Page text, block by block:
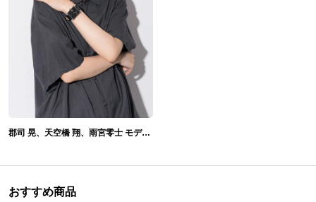
郡司 晃、天空橋 翔、雨宮零士 モデル 腕時計&財布 東京エイリアンズ
おすすめ商品